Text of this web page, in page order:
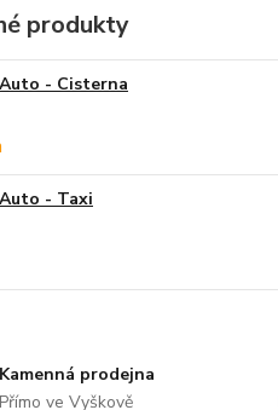
produkty
Auto - Cisterna
Auto - Taxi
Kamenná prodejna
Přímo ve Vyškově